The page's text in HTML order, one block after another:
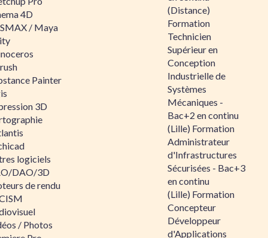
4D
/ Maya
Painter
3D
logiciels
DAO/3D
de rendu
/ Photos
(Distance)
Formation
Technicien
Supérieur en
Conception
Industrielle de
Systèmes
Mécaniques -
Bac+2 en continu
(Lille) Formation
Administrateur
d'Infrastructures
Sécurisées - Bac+3
en continu
(Lille) Formation
Concepteur
Développeur
d'Applications